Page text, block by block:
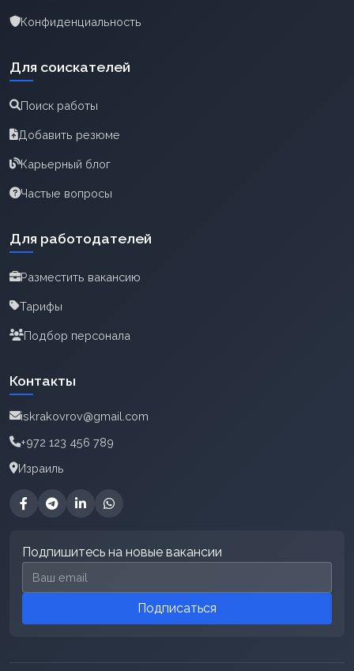
Конфиденциальность
Для соискателей
Поиск работы
Добавить резюме
Карьерный блог
Частые вопросы
Для работодателей
Разместить вакансию
Тарифы
Подбор персонала
Контакты
iskrakovrov@gmail.com
+972 123 456 789
Израиль
Подпишитесь на новые вакансии
Email для подписки
Подписаться